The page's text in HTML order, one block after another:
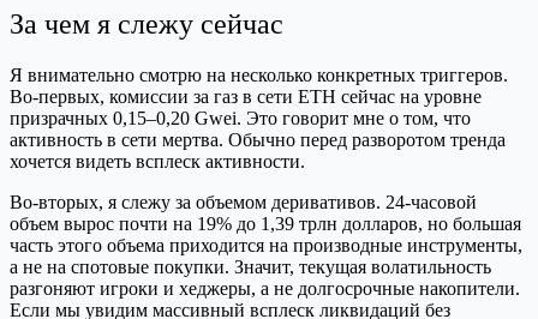
За чем я слежу сейчас
Я внимательно смотрю на несколько конкретных триггеров.
Во-первых, комиссии за газ в сети ETH сейчас на уровне
призрачных 0,15–0,20 Gwei. Это говорит мне о том, что
активность в сети мертва. Обычно перед разворотом тренда
хочется видеть всплеск активности.
Во-вторых, я слежу за объемом деривативов. 24-часовой
объем вырос почти на 19% до 1,39 трлн долларов, но большая
часть этого объема приходится на производные инструменты,
а не на спотовые покупки. Значит, текущая волатильность
разгоняют игроки и хеджеры, а не долгосрочные накопители.
Если мы увидим массивный всплеск ликвидаций без